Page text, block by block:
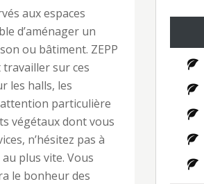
aux espaces
d’aménager un
ou bâtiment. ZEPP
travailler sur ces
les halls, les
particulière
végétaux dont vous
n’hésitez pas à
plus vite. Vous
le bonheur des